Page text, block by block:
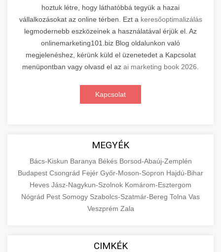
hoztuk létre, hogy láthatóbbá tegyük a hazai
vállalkozásokat az online térben. Ezt a keresőoptimalizálás
legmodernebb eszközeinek a használatával érjük el. Az
onlinemarketing101.biz Blog oldalunkon való
megjelenéshez, kérünk küld el üzenetedet a Kapcsolat
menüpontban vagy olvasd el az ai marketing book 2026
Kapcsolat
MEGYÉK
Bács-Kiskun Baranya Békés Borsod-Abaúj-Zemplén
Budapest Csongrád Fejér Győr-Moson-Sopron Hajdú-Bihar
Heves Jász-Nagykun-Szolnok Komárom-Esztergom
Nógrád Pest Somogy Szabolcs-Szatmár-Bereg Tolna Vas
Veszprém Zala
CIMKÉK